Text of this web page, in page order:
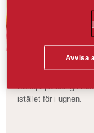
Tinas
Recept på härliga
istället för i ugnen.
Avvisa